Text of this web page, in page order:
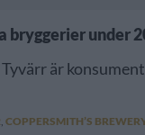
bryggerier under
är
,COPPERSMITH’S